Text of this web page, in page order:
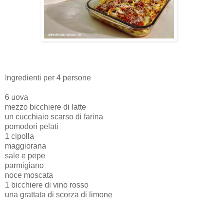
Ingredienti per 4 persone
6 uova
mezzo bicchiere di latte
un cucchiaio scarso di farina
pomodori pelati
1 cipolla
maggiorana
sale e pepe
parmigiano
noce moscata
1 bicchiere di vino rosso
una grattata di scorza di limone